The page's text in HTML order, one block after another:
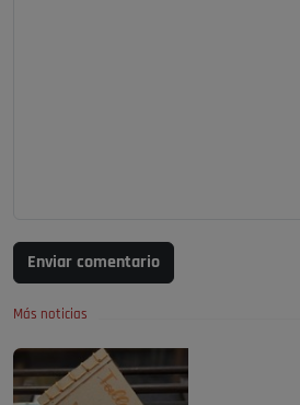
Enviar comentario
Más noticias